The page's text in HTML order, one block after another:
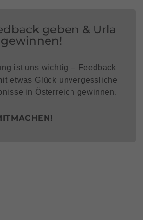
geben & Urla
ist uns wichtig – Feedback
etwas Glück unvergessliche
in Österreich gewinnen.